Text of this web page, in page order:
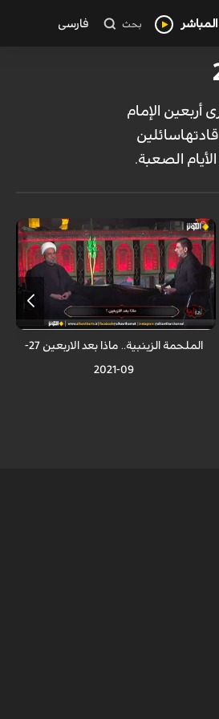
بحث فارسی
أربعین الإمام
الصعبة.
خاص الكوثر - الملحمة الزينبية: برنامج
یسلط الضوء علی شذرات من حیاة السیدة
زینب علیها السلام ومسیرتها العظیمة
وقافلة السبایا التي قادتهاسائلین المولی عزّ
وجل أن یکون مفیدا لکم وآن یوفقنا لأن نکون
حلقة الوصل بینکم وبین إمامنا أبی عبد الله
الحسین علیه السلام في هذه الأیام الصعبة.
الملحمة الزينبية.. ماذا بعد الاربعين 27-
09-2021